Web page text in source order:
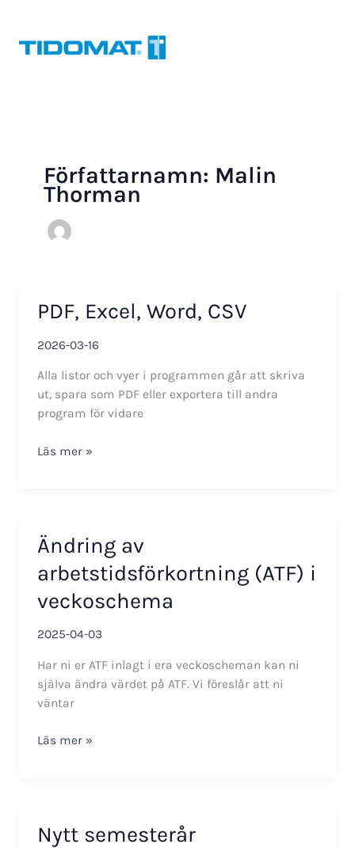
innehåll
Författarnamn: Malin
Thorman
PDF, Excel, Word, CSV
2026-03-16
Alla listor och vyer i programmen går att skriva
ut, spara som PDF eller exportera till andra
program för vidare
PDF,
Läs mer »
Ändring av
arbetstidsförkortning (ATF) i
veckoschema
2025-04-03
Har ni er ATF inlagt i era veckoscheman kan ni
själva ändra värdet på ATF. Vi föreslår att ni
väntar
Ändring
veckoschema
Läs mer »
Nytt semesterår